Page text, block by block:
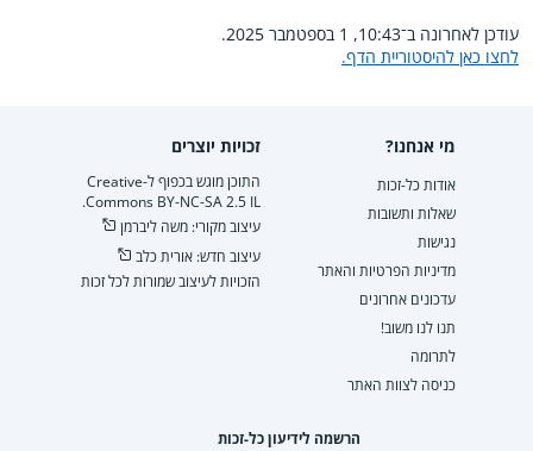
עודכן לאחרונה ב־10:43, 1 בספטמבר 2025.
לחצו כאן להיסטוריית הדף.
מי אנחנו?
אודות כל-זכות
שאלות ותשובות
נגישות
מדיניות הפרטיות והאתר
עדכונים אחרונים
תנו לנו משוב!
לתרומה
כניסה לצוות האתר
זכויות יוצרים
התוכן מוגש בכפוף ל-Creative
Commons BY-NC-SA 2.5 IL.
עיצוב מקורי: משה ליברמן
עיצוב חדש: אורית כלב
הזכויות לעיצוב שמורות לכל זכות
הרשמה לידיעון כל-זכות